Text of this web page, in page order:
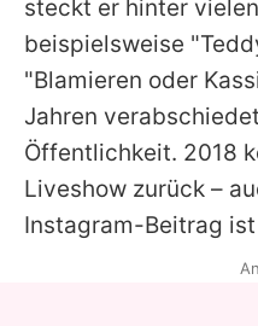
steckt er hinter
beispielsweise
"Blamieren oder
Jahren
Öffentlichkeit. 2018
Liveshow zurück –
Instagram-Beitrag